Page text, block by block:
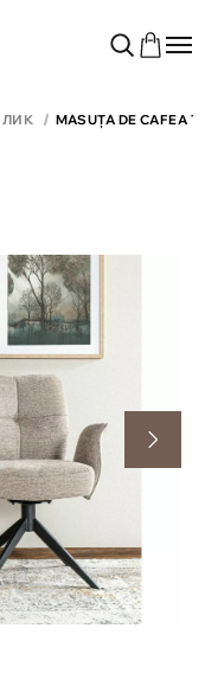
MĂSUȚĂ DE CAFEA